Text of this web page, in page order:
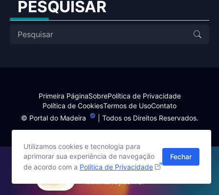
PESQUISAR
© Portal do Madeira | Todos os Direitos Reservados.
Primeira PáginaSobrePolítica de Privacidade
Política de CookiesTermos de UsoContato
Utilizamos cookies e tecnologia para
aprimorar sua experiência de navegação
de acordo com a Política de Privacidade
Fechar
Site desenvolvido por:
Harlley Rebouças